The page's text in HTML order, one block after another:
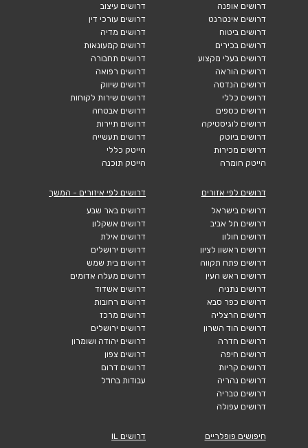
דרושים אופנה
דרושים אינטרנט
דרושים ביטוח
דרושים בכירים
דרושים בעלי מקצוע
דרושים הוראה
דרושים הנדסה
דרושים כללי
דרושים כספים
דרושים לוגיסטיקה
דרושים ביוטק
דרושים מכירות
הייטק חומרה
דרושים עיצוב
דרושים עורכי דין
דרושים מדיה
דרושים קמעונאות
דרושים תחבורה
דרושים רפואה
דרושים שיווק
דרושים שירות לקוחות
דרושים אבטחה
דרושים תיירות
דרושים תעשייה
הייטק כללי
הייטק תוכנה
דרושים לפי אזורים
דרושים בישראל
דרושים תל אביב
דרושים חולון
דרושים ראשון לציון
דרושים פתח תקווה
דרושים ראש העין
דרושים נתניה
דרושים כפר סבא
דרושים הרצליה
דרושים הוד השרון
דרושים חדרה
דרושים חיפה
דרושים קריות
דרושים נהריה
דרושים טבריה
דרושים עפולה
דרושים לפי איזורים - המשך
דרושים באר שבע
דרושים אשקלון
דרושים אילת
דרושים ירושלים
דרושים בית שמש
דרושים מעלה אדומים
דרושים אשדוד
דרושים רחובות
דרושים מרכז
דרושים ירושלים
דרושים יהודה ושומרון
דרושים צפון
דרושים דרום
עבודות בחו"ל
חיפושים פופלריים
דרושים IL